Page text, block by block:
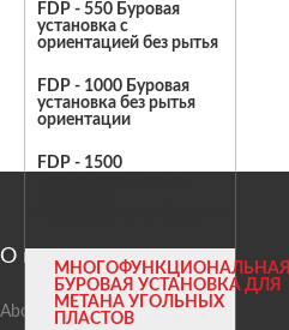
FDP - 550 Буровая
установка с
ориентацией без рытья
FDP - 1000 Буровая
установка без рытья
ориентации
FDP - 1500
МНОГОФУНКЦИОНАЛЬНАЯ
БУРОВАЯ УСТАНОВКА ДЛЯ
МЕТАНА УГОЛЬНЫХ
ПЛАСТОВ
О компании
About Us